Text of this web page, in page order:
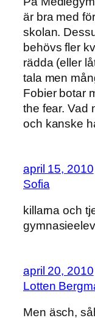
är bra med
skolan.
behövs fler
rädda (eller
tala men
Fobier botar
the fear. Vad
och kanske
april 15, 2010
Sofia
killarna och
april 20, 2010
Lotten
Men äsch,